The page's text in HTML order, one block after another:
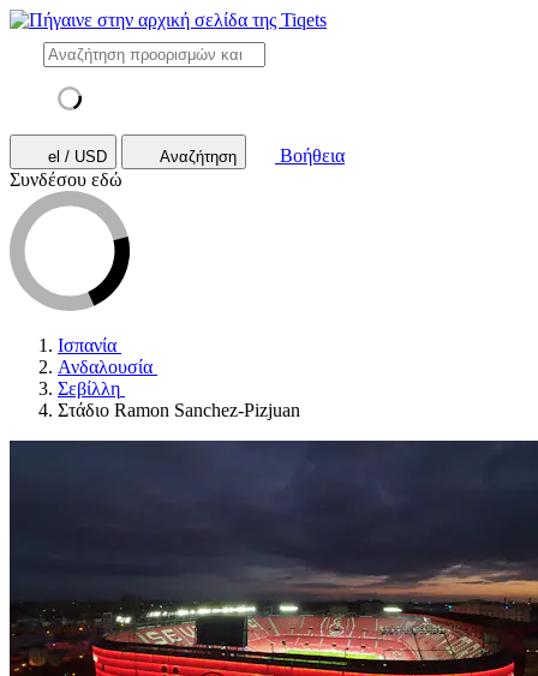
el / USD Αναζήτηση
Βοήθεια
Συνδέσου εδώ
Ισπανία
Ανδαλουσία
Σεβίλλη
Στάδιο Ramon Sanchez-Pizjuan